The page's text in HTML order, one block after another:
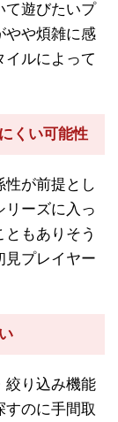
て遊びたいプ
やや煩雑に感
イルによって
くい可能性
性が前提とし
リーズに入っ
もありそう
見プレイヤー
絞り込み機能
すのに手間取